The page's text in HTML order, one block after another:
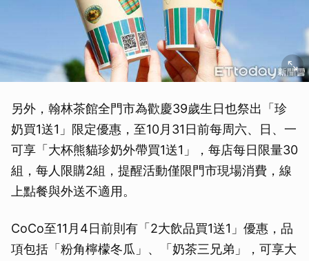
另外，翰林茶館全門市為歡慶39歲生日也祭出「珍
奶買1送1」限定優惠，至10月31日前每周六、日、一
可享「大杯熊貓珍奶外帶買1送1」，每店每日限量30
組，每人限購2組，提醒活動僅限門市現場消費，線
上點餐與外送不適用。
CoCo至11月4日前則有「2大飲品買1送1」優惠，品
項包括「粉角檸檬冬瓜」、「奶茶三兄弟」，可享大